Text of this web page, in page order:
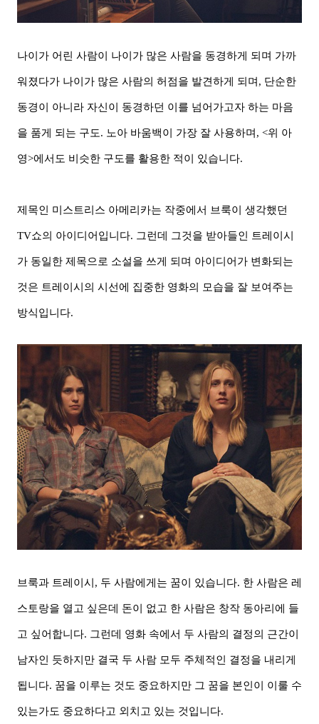
나이가 어린 사람이 나이가 많은 사람을 동경하게 되며 가까
워졌다가 나이가 많은 사람의 허점을 발견하게 되며, 단순한
동경이 아니라 자신이 동경하던 이를 넘어가고자 하는 마음
을 품게 되는 구도. 노아 바움백이 가장 잘 사용하며, <위 아
영>에서도 비슷한 구도를 활용한 적이 있습니다.
제목인 미스트리스 아메리카는 작중에서 브룩이 생각했던
TV쇼의 아이디어입니다. 그런데 그것을 받아들인 트레이시
가 동일한 제목으로 소설을 쓰게 되며 아이디어가 변화되는
것은 트레이시의 시선에 집중한 영화의 모습을 잘 보여주는
방식입니다.
브룩과 트레이시, 두 사람에게는 꿈이 있습니다. 한 사람은 레
스토랑을 열고 싶은데 돈이 없고 한 사람은 창작 동아리에 들
고 싶어합니다. 그런데 영화 속에서 두 사람의 결정의 근간이
남자인 듯하지만 결국 두 사람 모두 주체적인 결정을 내리게
됩니다. 꿈을 이루는 것도 중요하지만 그 꿈을 본인이 이룰 수
있는가도 중요하다고 외치고 있는 것입니다.